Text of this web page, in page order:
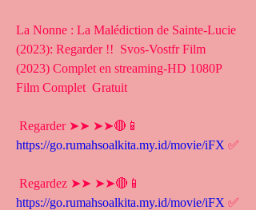
La Nonne : La Malédiction de Sainte-Lucie
(2023): Regarder !!  Svos-Vostfr Film
(2023) Complet en streaming-HD 1080P
Film Complet  Gratuit
https://go.rumahsoalkita.my.id/movie/iFX ✅
https://go.rumahsoalkita.my.id/movie/iFX ✅